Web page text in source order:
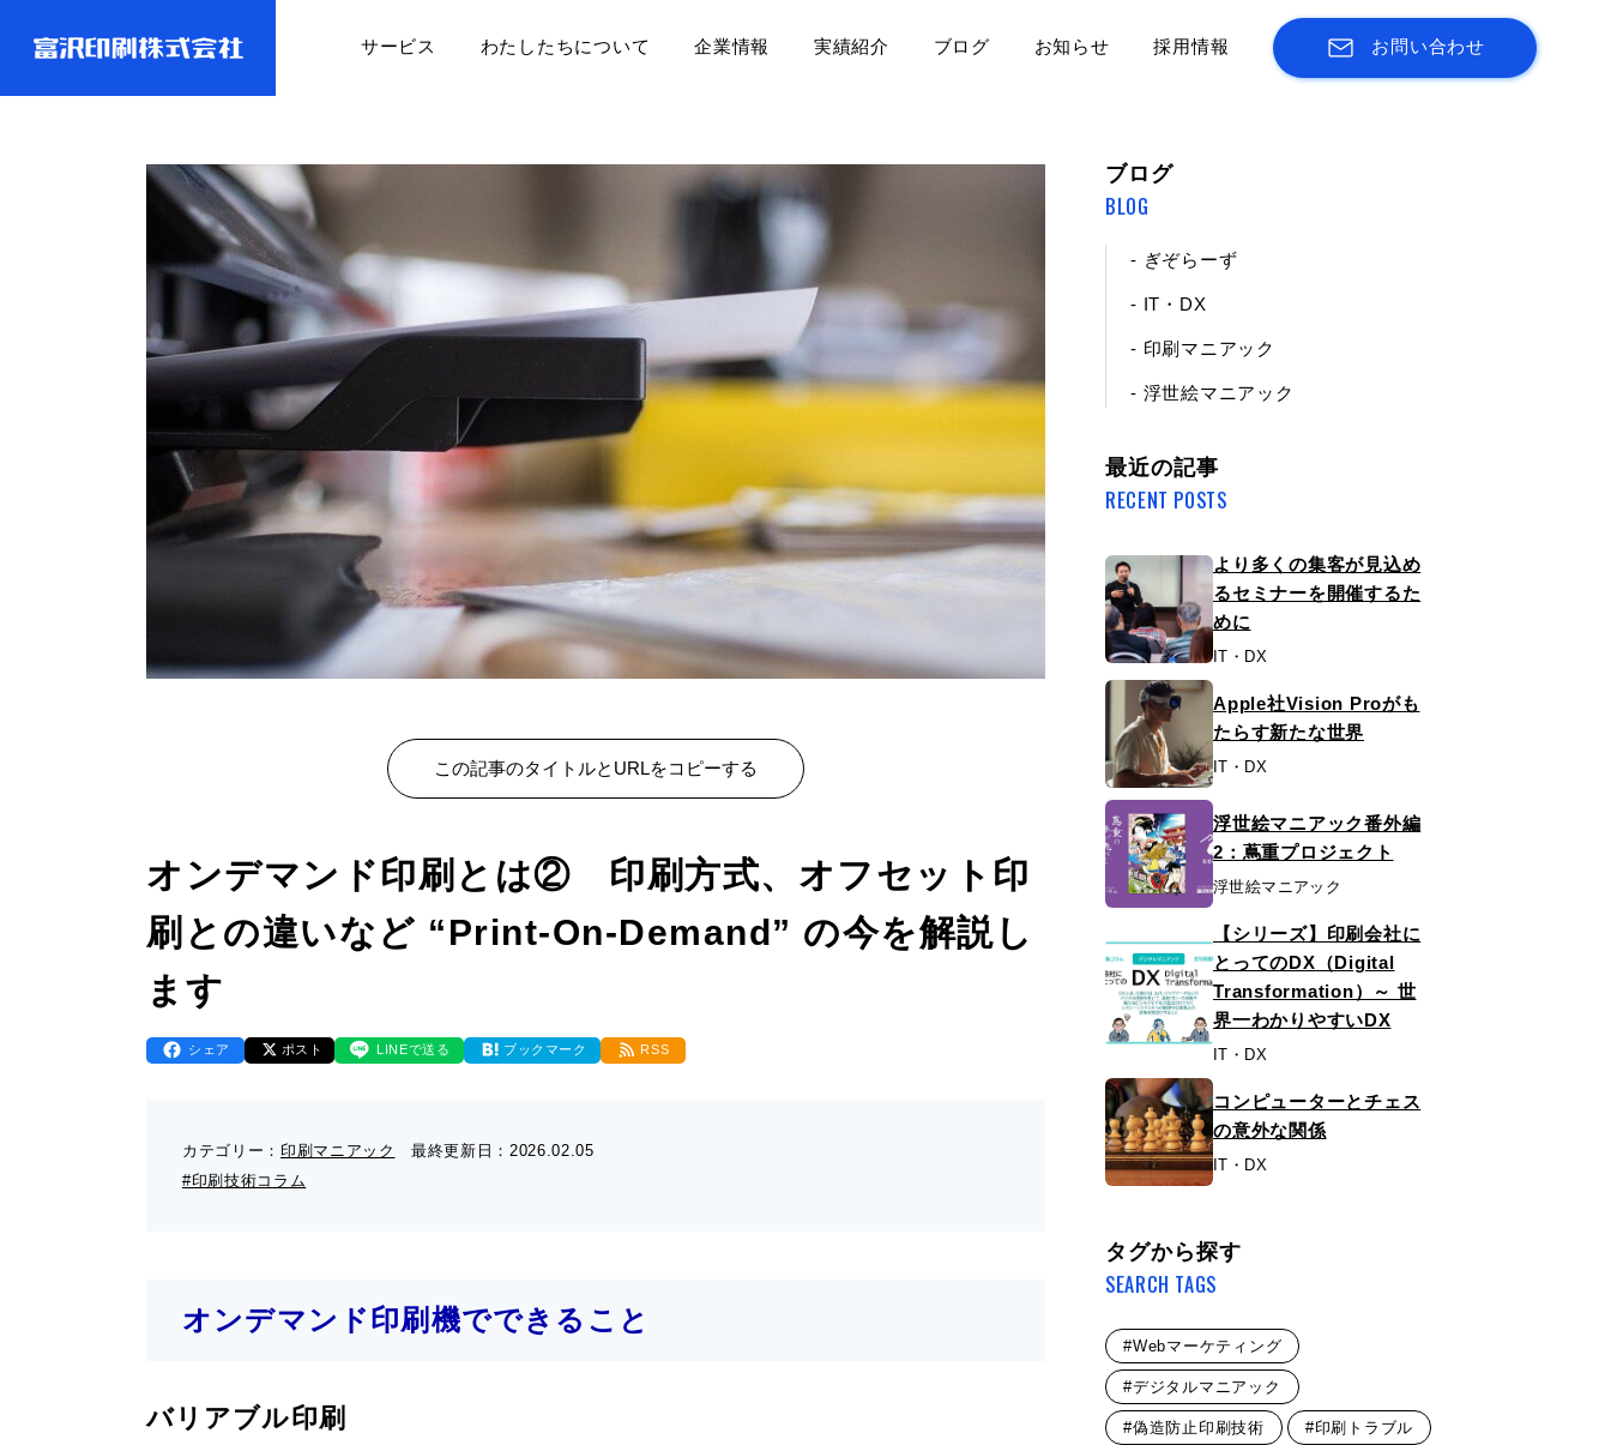
サービス わたしたちについて 企業情報 実績紹介 ブログ お知らせ 採用情報 お問い合わせ
この記事のタイトルとURLをコピーする
オンデマンド印刷とは② 印刷方式、オフセット印
刷との違いなど “Print-On-Demand” の今を解説し
ます
シェア ポスト LINEで送る ブックマーク RSS
カテゴリー： 印刷マニアック 最終更新日： 2026.02.05
#印刷技術コラム
オンデマンド印刷機でできること
バリアブル印刷
ブログ
BLOG
- ぎぞらーず
- IT・DX
- 印刷マニアック
- 浮世絵マニアック
最近の記事
RECENT POSTS
より多くの集客が見込め
るセミナーを開催するた
めに
IT・DX
Apple社Vision Proがも
たらす新たな世界
IT・DX
浮世絵マニアック番外編
2：蔦重プロジェクト
浮世絵マニアック
【シリーズ】印刷会社に
とってのDX（Digital
Transformation）～ 世
界一わかりやすいDX
IT・DX
コンピューターとチェス
の意外な関係
IT・DX
タグから探す
SEARCH TAGS
#Webマーケティング
#デジタルマニアック
#偽造防止印刷技術 #印刷トラブル